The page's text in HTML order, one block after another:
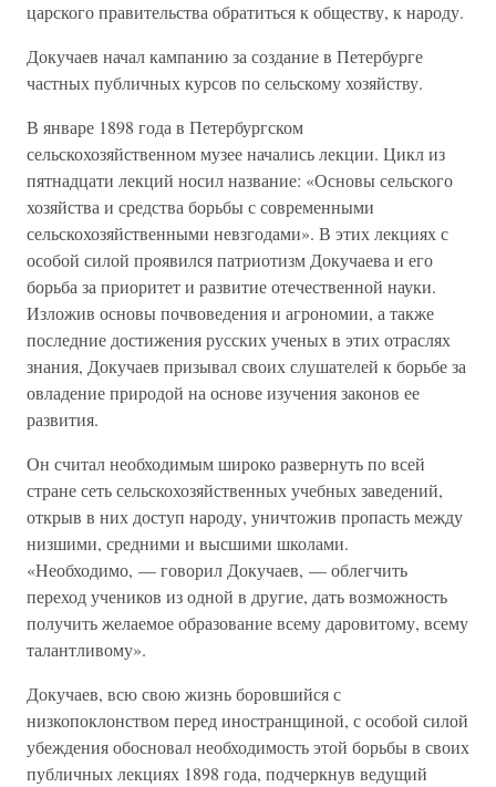
царского правительства обратиться к обществу, к народу.
Докучаев начал кампанию за создание в Петербурге
частных публичных курсов по сельскому хозяйству.
В январе 1898 года в Петербургском
сельскохозяйственном музее начались лекции. Цикл из
пятнадцати лекций носил название: «Основы сельского
хозяйства и средства борьбы с современными
сельскохозяйственными невзгодами». В этих лекциях с
особой силой проявился патриотизм Докучаева и его
борьба за приоритет и развитие отечественной науки.
Изложив основы почвоведения и агрономии, а также
последние достижения русских ученых в этих отраслях
знания, Докучаев призывал своих слушателей к борьбе за
овладение природой на основе изучения законов ее
развития.
Он считал необходимым широко развернуть по всей
стране сеть сельскохозяйственных учебных заведений,
открыв в них доступ народу, уничтожив пропасть между
низшими, средними и высшими школами.
«Необходимо, — говорил Докучаев, — облегчить
переход учеников из одной в другие, дать возможность
получить желаемое образование всему даровитому, всему
талантливому».
Докучаев, всю свою жизнь боровшийся с
низкопоклонством перед иностранщиной, с особой силой
убеждения обосновал необходимость этой борьбы в своих
публичных лекциях 1898 года, подчеркнув ведущий